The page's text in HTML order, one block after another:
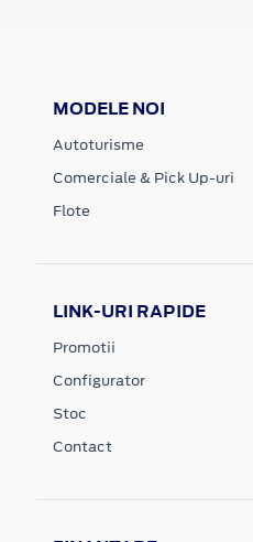
MODELE NOI
Autoturisme
Comerciale & Pick Up-uri
Flote
LINK-URI RAPIDE
Promotii
Configurator
Stoc
Contact